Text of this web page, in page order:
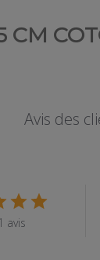
CM
Avis des
avis